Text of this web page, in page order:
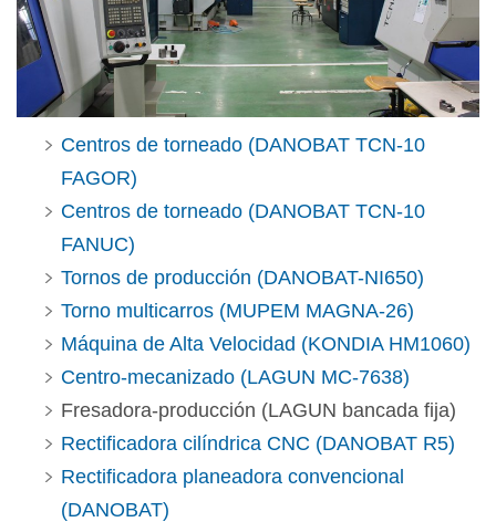
Centros de torneado (DANOBAT TCN-10
FAGOR)
Centros de torneado (DANOBAT TCN-10
FANUC)
Tornos de producción (DANOBAT-NI650)
Torno multicarros (MUPEM MAGNA-26)
Máquina de Alta Velocidad (KONDIA HM1060)
Centro-mecanizado (LAGUN MC-7638)
Fresadora-producción (LAGUN bancada fija)
Rectificadora cilíndrica CNC (DANOBAT R5)
Rectificadora planeadora convencional
(DANOBAT)